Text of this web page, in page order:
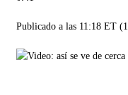
Publicado a las 11:18 ET